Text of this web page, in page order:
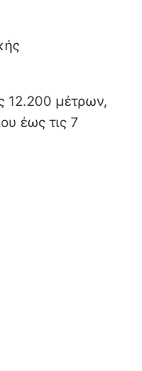
12.200 μέτρων,
έως τις 7